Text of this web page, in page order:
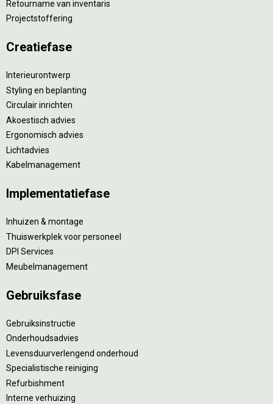
Retourname van inventaris
Projectstoffering
Creatiefase
Interieurontwerp
Styling en beplanting
Circulair inrichten
Akoestisch advies
Ergonomisch advies
Lichtadvies
Kabelmanagement
Implementatiefase
Inhuizen & montage
Thuiswerkplek voor personeel
DPI Services
Meubelmanagement
Gebruiksfase
Gebruiksinstructie
Onderhoudsadvies
Levensduurverlengend onderhoud
Specialistische reiniging
Refurbishment
Interne verhuizing